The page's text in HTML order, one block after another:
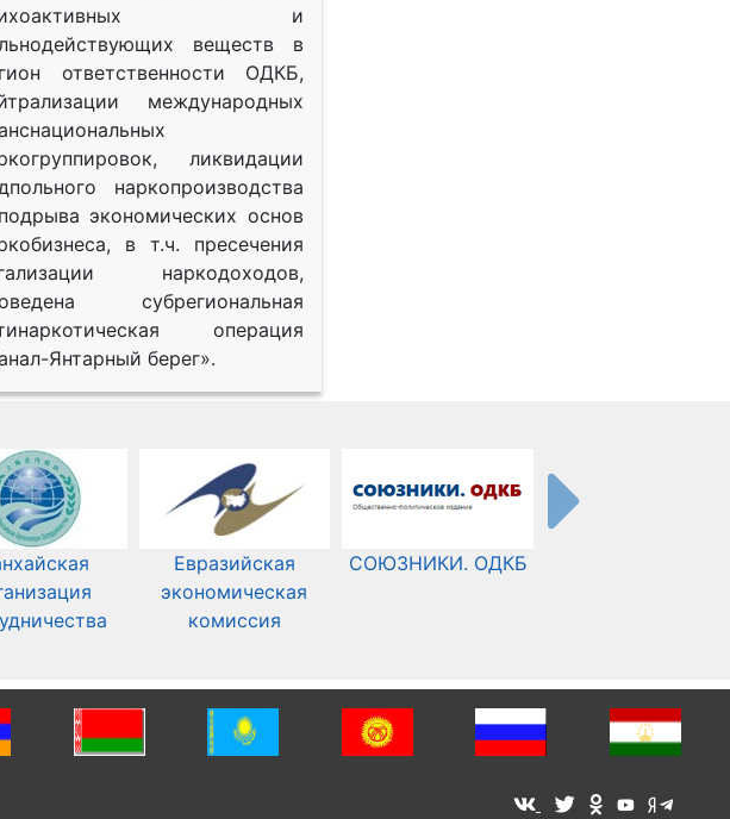
и
веществ в
ответственности ОДКБ,
международных
ликвидации
наркопроизводства
экономических основ
в т.ч. пресечения
наркодоходов,
субрегиональная
операция
Янтарный берег».
Евразийская
экономическая
комиссия
СОЮЗНИКИ. ОДКБ